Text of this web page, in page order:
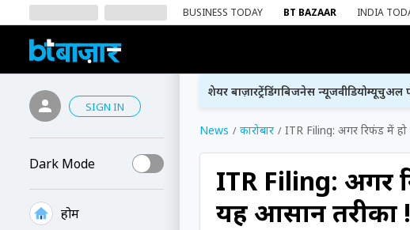
BUSINESS TODAY BT BAZAAR INDIA
SIGN IN
Dark Mode
होम
शेयर बाज़ारट्रेंडिंगबिजनेस न्यूजवीडियोम्यूचुअल
News कारोबार ITR Filing: अगर रिफंड में हो
ITR Filing: अगर
यह आसान तरीका !